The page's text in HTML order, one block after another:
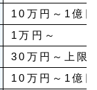
10万円～1億円
1万円～
30万円～上限
10万円～1億円